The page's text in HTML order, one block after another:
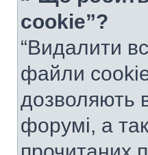
cookie”?
“Видалити
файли
дозволяють
форумі, а